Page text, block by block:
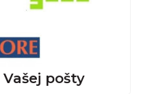
pošty